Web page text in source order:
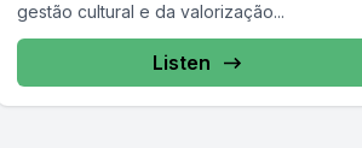
gestão cultural e da valorização...
Listen